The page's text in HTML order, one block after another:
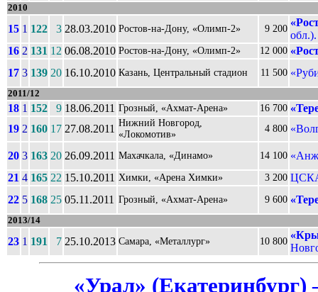
2010
15 1 122 3 28.03.2010 Ростов-на-Дону, «Олимп-2» 9 200
16 2 131 12 06.08.2010 Ростов-на-Дону, «Олимп-2» 12 000
17 3 139 20 16.10.2010 Казань, Центральный стадион 11 500
2011/12
18 1 152 9 18.06.2011 Грозный, «Ахмат-Арена» 16 700
19 2 160 17 27.08.2011 Нижний Новгород,
«Локомотив»
4 800
20 3 163 20 26.09.2011 Махачкала, «Динамо» 14 100
21 4 165 22 15.10.2011 Химки, «Арена Химки» 3 200
22 5 168 25 05.11.2011 Грозный, «Ахмат-Арена» 9 600
2013/14
23 1 191 7 25.10.2013 Самара, «Металлург» 10 800
«Урал» (Екатеринбург)